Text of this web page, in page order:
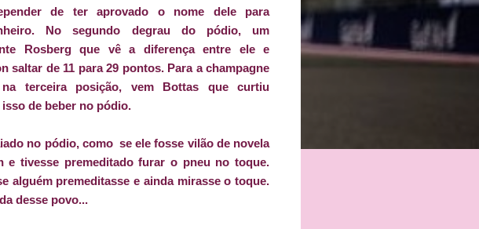
de ter aprovado o nome dele para
No segundo degrau do pódio, um
Rosberg que vê a diferença entre ele e
saltar de 11 para 29 pontos. Para a champagne
terceira posição, vem Bottas que curtiu
isso de beber no pódio.
no pódio, como se ele fosse vilão de novela
e tivesse premeditado furar o pneu no toque.
alguém premeditasse e ainda mirasse o toque.
desse povo...